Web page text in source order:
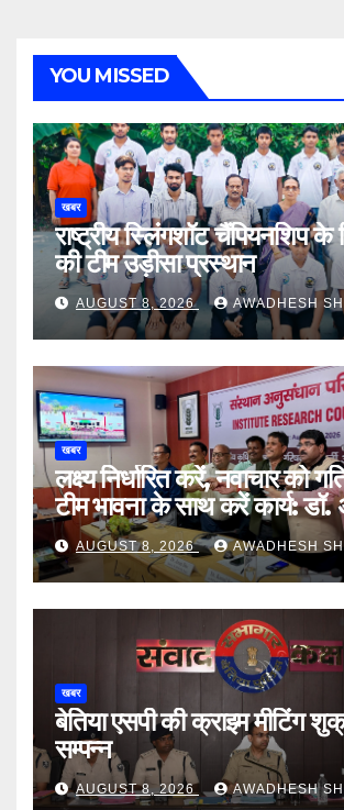
YOU MISSED
खबर
राष्ट्रीय स्लिंगशॉट चैंपियनशिप के
की टीम उड़ीसा प्रस्थान
AUGUST 8, 2026 AWADHESH
खबर
लक्ष्य निर्धारित करें, नवाचार को
टीम भावना के साथ करें कार्य:
AUGUST 8, 2026 AWADHESH
खबर
बेतिया एसपी की क्राइम मीटिंग
सम्पन्न
AUGUST 8, 2026 AWADHESH